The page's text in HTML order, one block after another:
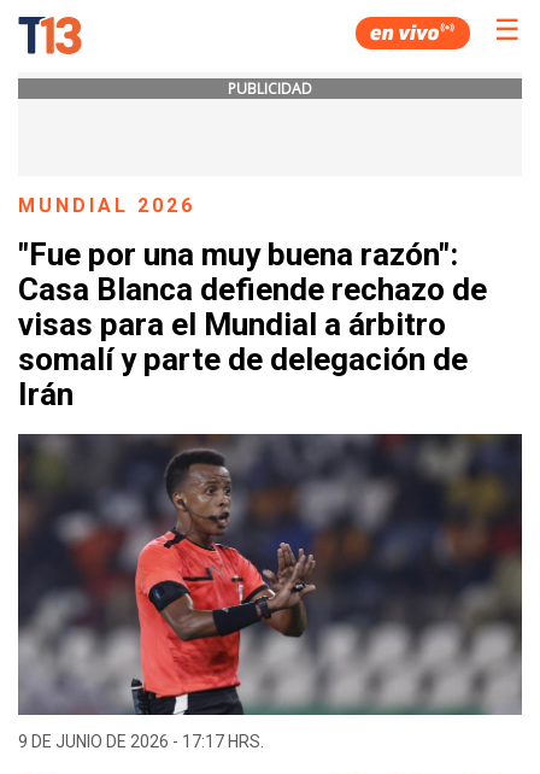
☰
PUBLICIDAD
MUNDIAL 2026
"Fue por una muy buena razón":
Casa Blanca defiende rechazo de
visas para el Mundial a árbitro
somalí y parte de delegación de
Irán
9 DE JUNIO DE 2026 - 17:17 HRS.